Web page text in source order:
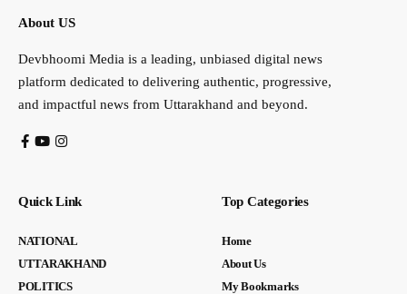
About US
Devbhoomi Media is a leading, unbiased digital news
platform dedicated to delivering authentic, progressive,
and impactful news from Uttarakhand and beyond.
Quick Link
NATIONAL
UTTARAKHAND
POLITICS
Top Categories
Home
About Us
My Bookmarks